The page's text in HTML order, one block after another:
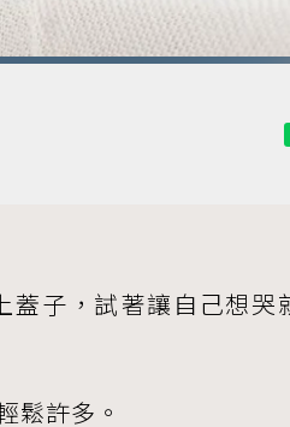
蓋子，試著讓自己想哭
鬆許多。